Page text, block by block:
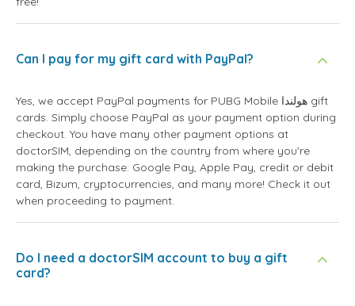
Can I pay for my gift card with PayPal?
Yes, we accept PayPal payments for PUBG Mobile هولندا gift
cards. Simply choose PayPal as your payment option during
checkout. You have many other payment options at
doctorSIM, depending on the country from where you're
making the purchase: Google Pay, Apple Pay, credit or debit
card, Bizum, cryptocurrencies, and many more! Check it out
when proceeding to payment.
Do I need a doctorSIM account to buy a gift
card?